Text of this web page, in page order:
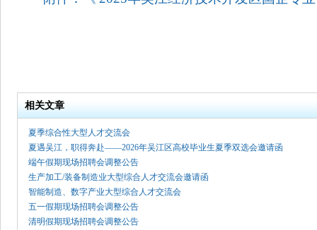
相关文章
夏季综合性大型人才交流会
夏遇吴江，职得奔赴——2026年吴江区高校毕业生夏季双选会邀请函
端午假期现场招聘会调整公告
生产加工/装备制造业大型综合人才交流会邀请函
智能制造、数字产业大型综合人才交流会
五一假期现场招聘会调整公告
清明假期现场招聘会调整公告